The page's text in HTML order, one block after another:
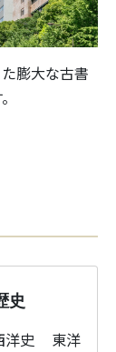
膨大な古書
史
洋史
東洋